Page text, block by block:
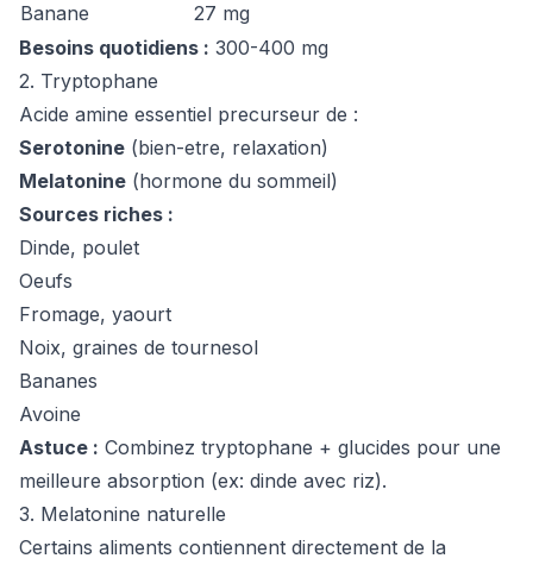
Banane
27 mg
Besoins quotidiens : 300-400 mg
2. Tryptophane
Acide amine essentiel precurseur de :
Serotonine (bien-etre, relaxation)
Melatonine (hormone du sommeil)
Sources riches :
Dinde, poulet
Oeufs
Fromage, yaourt
Noix, graines de tournesol
Bananes
Avoine
Astuce : Combinez tryptophane + glucides pour une
meilleure absorption (ex: dinde avec riz).
3. Melatonine naturelle
Certains aliments contiennent directement de la